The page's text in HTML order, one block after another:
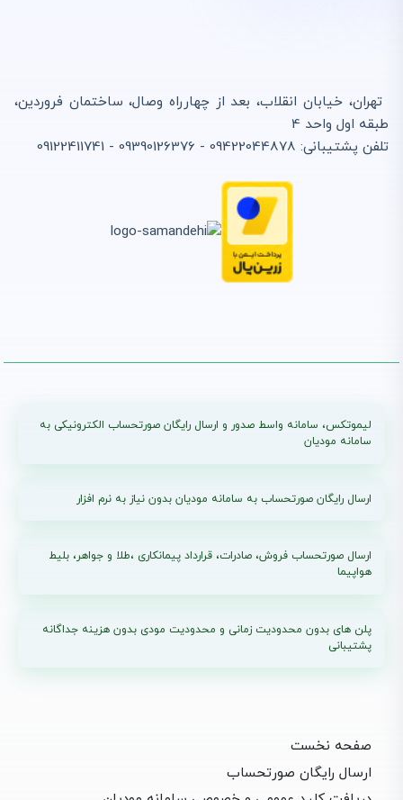
تهران، خیابان انقلاب، بعد از چهارراه وصال، ساختمان فروردین،
طبقه اول واحد 4
تلفن پشتیبانی: 09422044878 - 09390126376 - 09122411741
لیموتکس، سامانه واسط صدور و ارسال رایگان صورتحساب الکترونیکی به
سامانه مودیان
ارسال رایگان صورتحساب به سامانه مودیان بدون نیاز به نرم افزار
ارسال صورتحساب فروش، صادرات، قرارداد پیمانکاری ،طلا و جواهر، بلیط
هواپیما
پلن های بدون محدودیت زمانی و محدودیت مودی بدون هزینه جداگانه
پشتیبانی
صفحه نخست
ارسال رایگان صورتحساب